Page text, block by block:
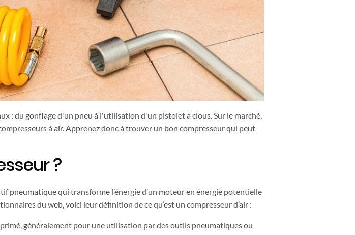
: du gonflage d'un pneu à l'utilisation d'un pistolet à clous. Sur le marché,
à air. Apprenez donc à trouver un bon compresseur qui peut
?
pneumatique qui transforme l’énergie d’un moteur en énergie potentielle
du web, voici leur définition de ce qu’est un compresseur d’air :
généralement pour une utilisation par des outils pneumatiques ou